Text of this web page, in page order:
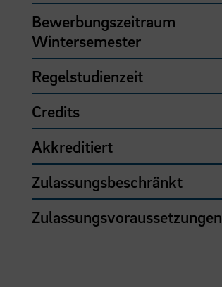
Bewerbungszeitraum
Wintersemester
Regelstudienzeit
Credits
Akkreditiert
Zulassungsbeschränkt
Zulassungsvoraussetzungen